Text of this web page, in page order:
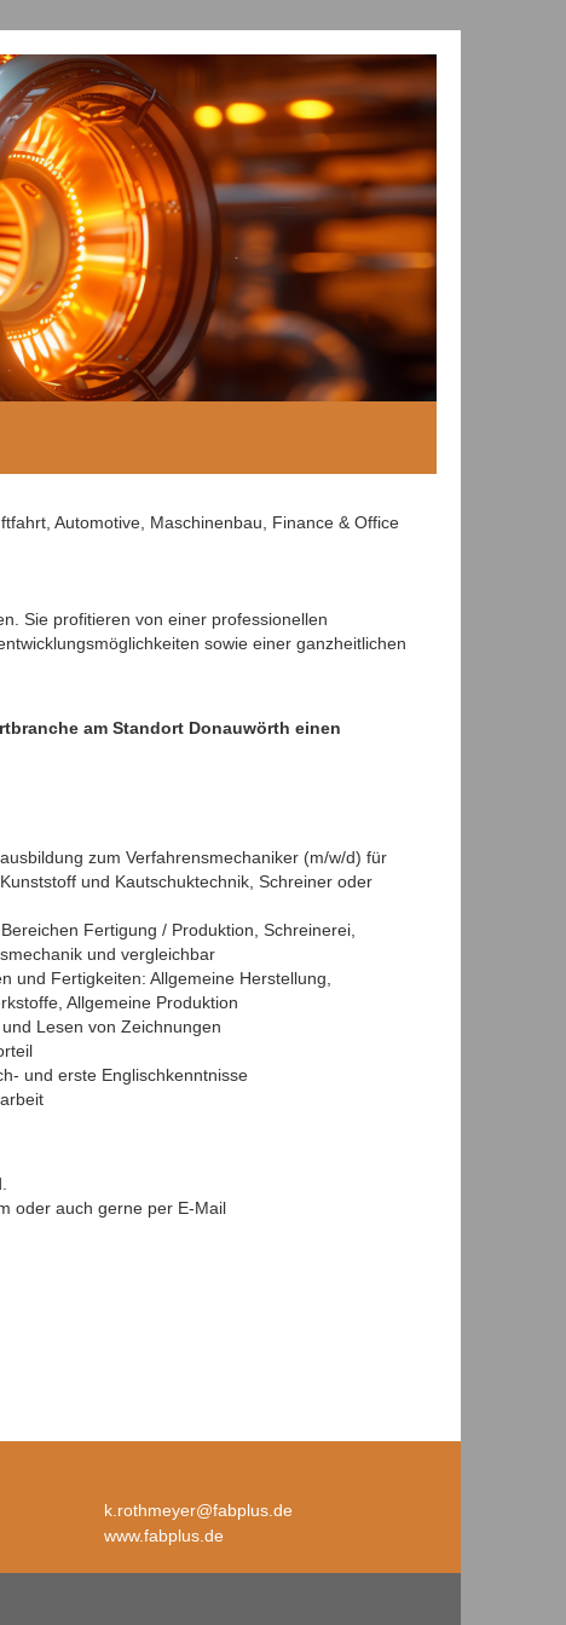
Automotive, Maschinenbau, Finance & Office
Sie profitieren von einer professionellen
sowie einer ganzheitlichen
am Standort Donauwörth einen
zum Verfahrensmechaniker (m/w/d) für
und Kautschuktechnik, Schreiner oder
Fertigung / Produktion, Schreinerei,
und vergleichbar
und Fertigkeiten: Allgemeine Herstellung,
Allgemeine Produktion
Lesen von Zeichnungen
und erste Englischkenntnisse
oder auch gerne per E-Mail
k.rothmeyer@fabplus.de
www.fabplus.de